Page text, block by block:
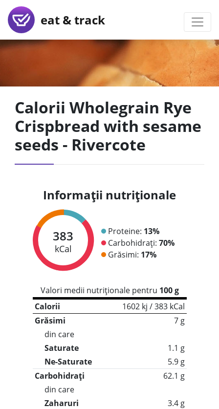
eat & track
Calorii Wholegrain Rye
Crispbread with sesame
seeds - Rivercote
Informații nutriționale
383
kCal
Proteine: 13%
Carbohidrați: 70%
Grăsimi: 17%
Valori medii nutriționale pentru 100 g
Calorii
1602 kj / 383 kCal
Grăsimi
7 g
din care
Saturate
1.1 g
Ne-Saturate
5.9 g
Carbohidrați
62.1 g
din care
Zaharuri
3.4 g